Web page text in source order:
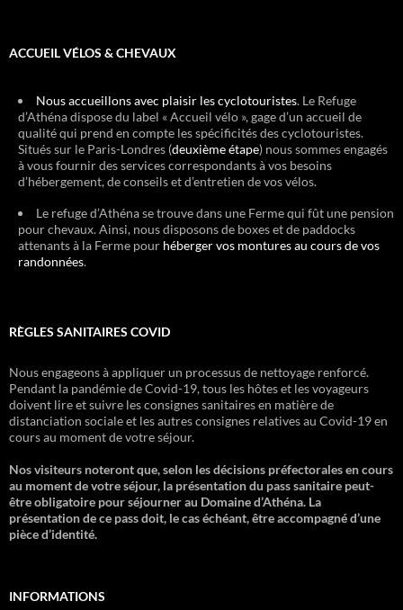
ACCUEIL VÉLOS & CHEVAUX
Nous accueillons avec plaisir les cyclotouristes. Le Refuge
d’Athéna dispose du label « Accueil vélo », gage d’un accueil de
qualité qui prend en compte les spécificités des cyclotouristes.
Situés sur le Paris-Londres (deuxième étape) nous sommes engagés
à vous fournir des services correspondants à vos besoins
d’hébergement, de conseils et d’entretien de vos vélos.
Le refuge d’Athéna se trouve dans une Ferme qui fût une pension
pour chevaux. Ainsi, nous disposons de boxes et de paddocks
attenants à la Ferme pour héberger vos montures au cours de vos
randonnées.
RÈGLES SANITAIRES COVID
Nous engageons à appliquer un processus de nettoyage renforcé.
Pendant la pandémie de Covid-19, tous les hôtes et les voyageurs
doivent lire et suivre les consignes sanitaires en matière de
distanciation sociale et les autres consignes relatives au Covid-19 en
cours au moment de votre séjour.
Nos visiteurs noteront que, selon les décisions préfectorales en cours
au moment de votre séjour, la présentation du pass sanitaire peut-
être obligatoire pour séjourner au Domaine d’Athéna. La
présentation de ce pass doit, le cas échéant, être accompagné d’une
pièce d’identité.
INFORMATIONS